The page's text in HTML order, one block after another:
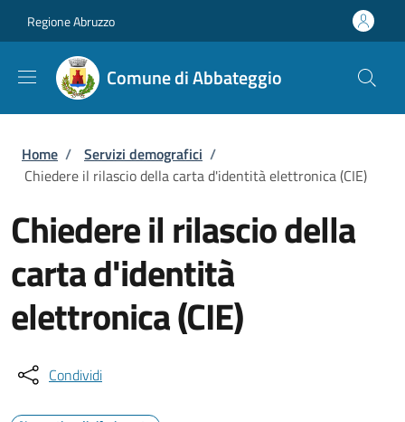
Regione Abruzzo
Comune di Abbateggio
Briciole di pane
Home / Servizi demografici /
Chiedere il rilascio della carta d'identità elettronica (CIE)
Chiedere il rilascio della
carta d'identità
elettronica (CIE)
Condividi